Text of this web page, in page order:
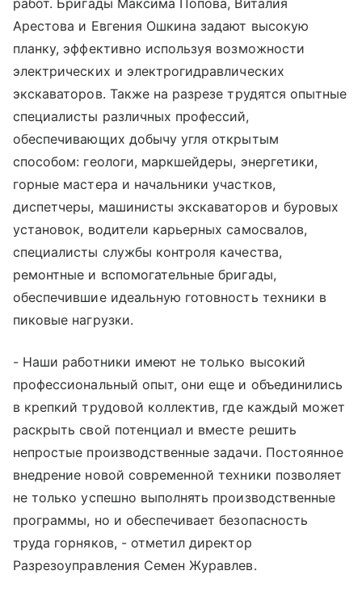
работ. Бригады Максима Попова, Виталия
Арестова и Евгения Ошкина задают высокую
планку, эффективно используя возможности
электрических и электрогидравлических
экскаваторов. Также на разрезе трудятся опытные
специалисты различных профессий,
обеспечивающих добычу угля открытым
способом: геологи, маркшейдеры, энергетики,
горные мастера и начальники участков,
диспетчеры, машинисты экскаваторов и буровых
установок, водители карьерных самосвалов,
специалисты службы контроля качества,
ремонтные и вспомогательные бригады,
обеспечившие идеальную готовность техники в
пиковые нагрузки.
- Наши работники имеют не только высокий
профессиональный опыт, они еще и объединились
в крепкий трудовой коллектив, где каждый может
раскрыть свой потенциал и вместе решить
непростые производственные задачи. Постоянное
внедрение новой современной техники позволяет
не только успешно выполнять производственные
программы, но и обеспечивает безопасность
труда горняков, - отметил директор
Разрезоуправления Семен Журавлев.